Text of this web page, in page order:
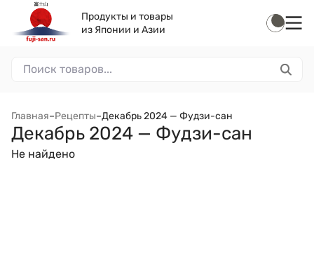
Продукты и товары
из Японии и Азии
Главная–Рецепты–Декабрь 2024 — Фудзи-сан
Декабрь 2024 — Фудзи-сан
Не найдено